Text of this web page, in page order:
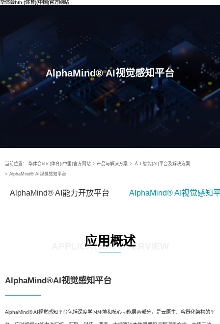
华体会hth·(体育)(中国)官方网站
AlphaMind® AI视觉感知平台
当前位置： 华体会hth·(体育)(中国)官方网站 > 产品与解决方案 > 人工智能(AI)平台及解决方案
> AlphaMind® AI视觉感知平台
AlphaMind® AI能力开放平台 AlphaMind® AI视觉感知
应用概述
APPLICATION OVERVIEW
AlphaMind®AI视觉感知平台
AlphaMind® AI视觉感知平台包括深度学习环境和核心功能层两部分，是云原生、容器化架构的平